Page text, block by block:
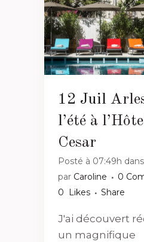
12 Juil
l’été à
Cesar
Posté à 07:49h dans
par Caroline
0
0
Likes Share
J'ai découvert
un magnifique